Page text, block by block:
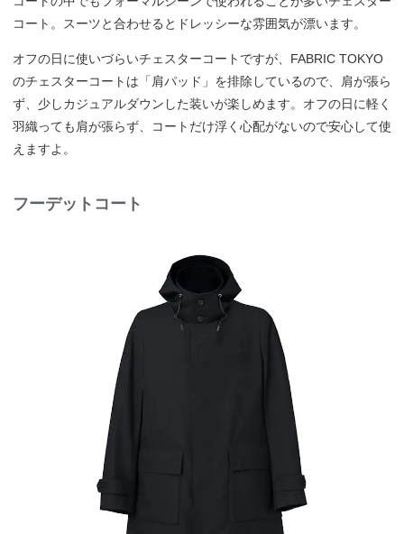
コート。スーツと合わせるとドレッシーな雰囲気が漂います。
オフの日に使いづらいチェスターコートですが、FABRIC TOKYO
のチェスターコートは「肩パッド」を排除しているので、肩が張ら
ず、少しカジュアルダウンした装いが楽しめます。オフの日に軽く
羽織っても肩が張らず、コートだけ浮く心配がないので安心して使
えますよ。
フーデットコート